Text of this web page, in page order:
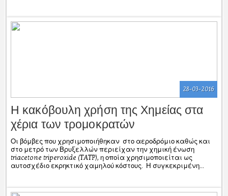
28-03-2016
Η κακόβουλη χρήση της Χημείας στα
χέρια των τρομοκρατών
Οι βόμβες που χρησιμοποιήθηκαν στο αεροδρόμιο καθώς και
στο μετρό των Βρυξελλών περιείχαν την χημική ένωση
triacetone triperoxide (TATP), η οποία χρησιμοποιείται ως
αυτοσχέδιο εκρηκτικό χαμηλού κόστους. Η συγκεκριμένη...